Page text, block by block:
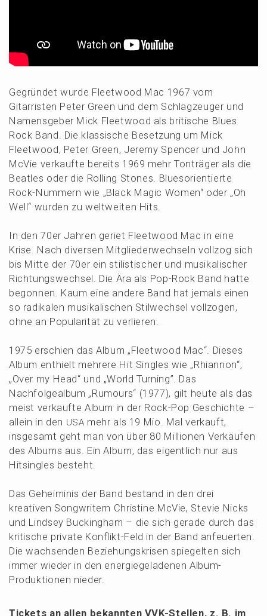
Gegrün­det wurde Fleet­wood Mac 1967 vom
Gitar­ris­ten Peter Green und dem Schlag­zeu­ger und
Namens­ge­ber Mick Fleet­wood als briti­sche Blues
Rock Band. Die klassi­sche Beset­zung um Mick
Fleet­wood, Peter Green, Jeremy Spencer und John
McVie verkauf­te bereits 1969 mehr Tonträ­ger als die
Beatles oder die Rolling Stones. Blues­ori­en­tier­te
Rock-Nummern wie „Black Magic Women“ oder „Oh
Well“ wurden zu weltwei­ten Hits.
In den 70er Jahren geriet Fleet­wood Mac in eine
Krise. Nach diver­sen Mitglie­der­wech­seln vollzog sich
bis Mitte der 70er ein stilis­ti­scher und musika­li­scher
Richtungs­wech­sel. Die Ära als Pop-Rock Band hatte
begon­nen. Kaum eine andere Band hat jemals einen
so radika­len musika­li­schen Stilwech­sel vollzo­gen,
ohne an Popula­ri­tät zu verlieren.
1975 erschien das Album „Fleet­wood Mac“. Dieses
Album enthielt mehre­re Hit Singles wie „Rhian­non“,
„Over my Head“ und „World Turning”. Das
Nachfol­ge­al­bum „Rumours“ (1977), gilt heute als das
meist verkauf­te Album in der Rock-Pop Geschich­te –
allein in den USA mehr als 19 Mio. Mal verkauft,
insge­samt geht man von über 80 Millio­nen Verkäu­fen
des Albums aus. Ein Album, das eigent­lich nur aus
Hitsin­gles besteht.
Das Geheimi­nis der Band bestand in den drei
kreati­ven Songwri­tern Chris­ti­ne McVie, Stevie Nicks
und Lindsey Bucking­ham – die sich gerade durch das
kriti­sche priva­te Konflikt-Feld in der Band anfeu­er­ten.
Die wachsen­den Bezie­hungs­kri­sen spiegel­ten sich
immer wieder in den energie­ge­la­de­nen Album-
Produk­tio­nen nieder.
Tickets an allen bekann­ten VVK-Stellen, z. B. im